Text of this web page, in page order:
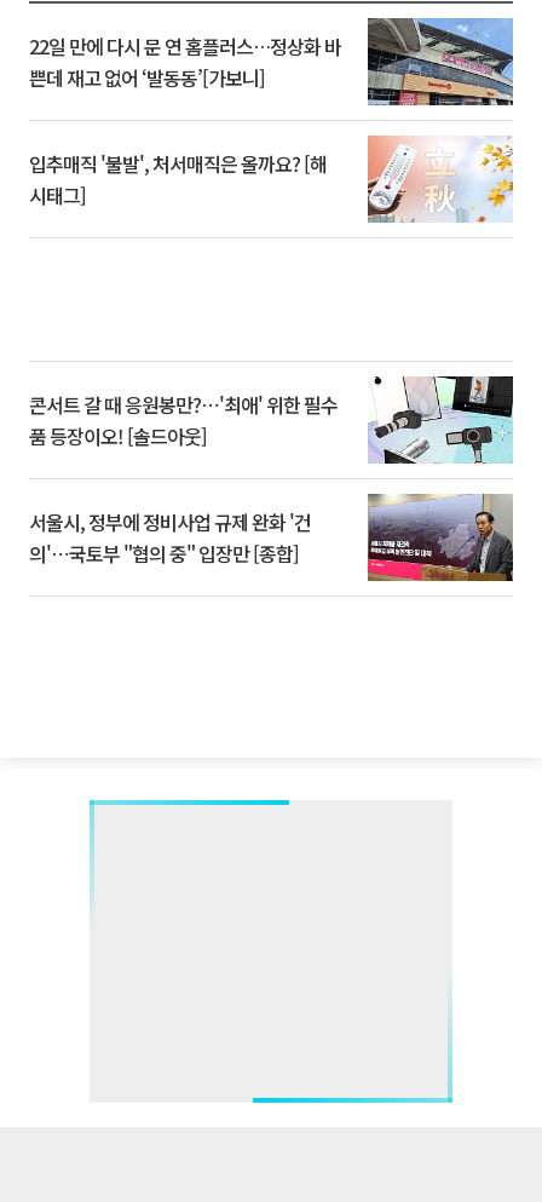
22일 만에 다시 문 연 홈플러스…정상화 바
쁜데 재고 없어 ‘발동동’[가보니]
입추매직 '불발', 처서매직은 올까요? [해
시태그]
콘서트 갈 때 응원봉만?⋯'최애' 위한 필수
품 등장이오! [솔드아웃]
서울시, 정부에 정비사업 규제 완화 '건
의'⋯국토부 "협의 중" 입장만 [종합]